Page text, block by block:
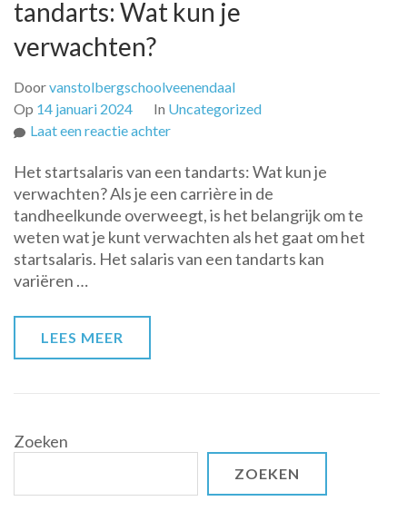
tandarts: Wat kun je
verwachten?
Doorvanstolbergschoolveenendaal
Op 14 januari 2024 In Uncategorized
Laat een reactie achterop
startsalaris
van
een
tandarts:
Wat
Het startsalaris van een tandarts: Wat kun je
verwachten? Als je een carrière in de
tandheelkunde overweegt, is het belangrijk om te
weten wat je kunt verwachten als het gaat om het
startsalaris. Het salaris van een tandarts kan
variëren …
LEES MEER
Zoeken
ZOEKEN